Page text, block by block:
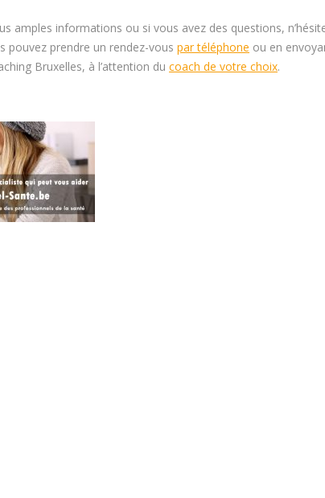
amples informations ou si vous avez des questions,
pouvez prendre un rendez-vous par téléphone ou en
Bruxelles, à l’attention du coach de votre choix.